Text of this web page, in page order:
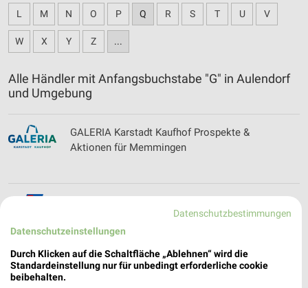
L M N O P Q R S T U V
W X Y Z ...
Alle Händler mit Anfangsbuchstabe "G" in Aulendorf
und Umgebung
GALERIA Karstadt Kaufhof Prospekte &
Aktionen für Memmingen
Globus Baumarkt Prospekte & Angebote für
Datenschutzbestimmungen
Datenschutzeinstellungen
Durch Klicken auf die Schaltfläche „Ablehnen“ wird die
Standardeinstellung nur für unbedingt erforderliche cookie
beibehalten.